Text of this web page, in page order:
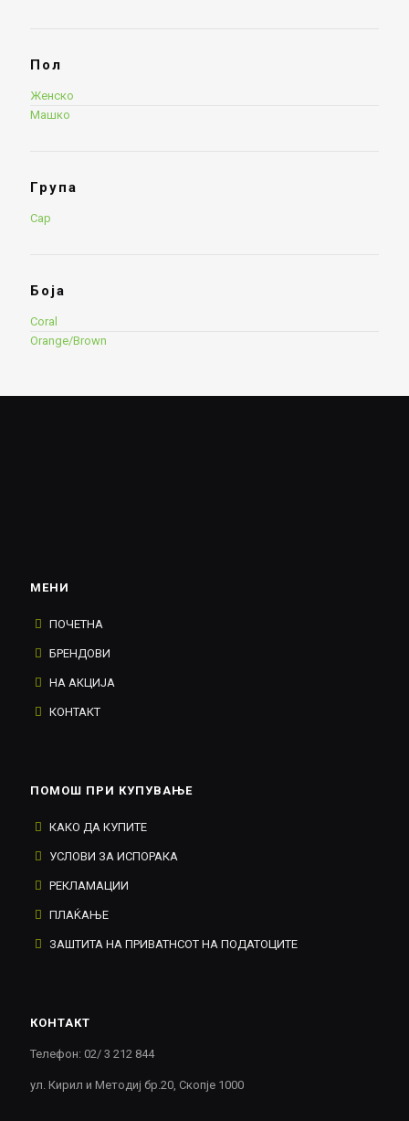
Пол
Женско
Машко
Група
Cap
Боја
Coral
Orange/Brown
МЕНИ
ПОЧЕТНА
БРЕНДОВИ
НА АКЦИЈА
КОНТАКТ
ПОМОШ ПРИ КУПУВАЊЕ
КАКО ДА КУПИТЕ
УСЛОВИ ЗА ИСПОРАКА
РЕКЛАМАЦИИ
ПЛАЌАЊЕ
ЗАШТИТА НА ПРИВАТНСОТ НА ПОДАТОЦИТЕ
КОНТАКТ
Телефон: 02/ 3 212 844
ул. Кирил и Методиј бр.20, Скопје 1000